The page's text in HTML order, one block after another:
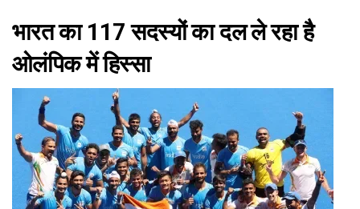
भारत का 117 सदस्यों का दल ले रहा है
ओलंपिक में हिस्सा